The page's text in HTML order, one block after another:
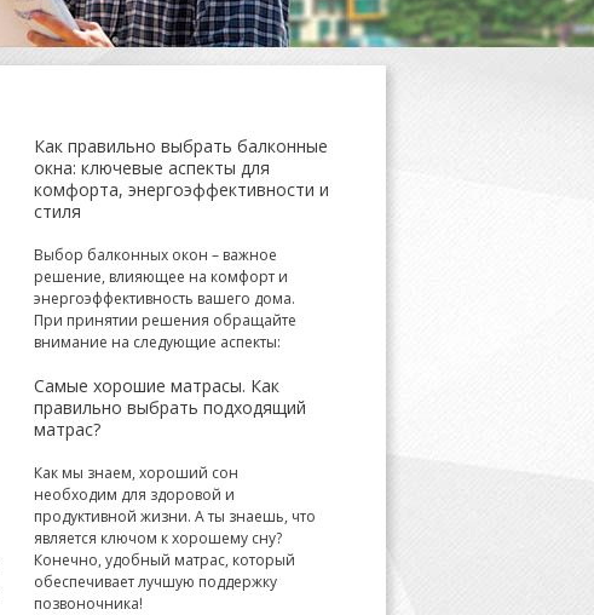
Как правильно выбрать балконные
окна: ключевые аспекты для
комфорта, энергоэффективности и
стиля
Выбор балконных окон – важное
решение, влияющее на комфорт и
энергоэффективность вашего дома.
При принятии решения обращайте
внимание на следующие аспекты:
Самые хорошие матрасы. Как
правильно выбрать подходящий
матрас?
Как мы знаем, хороший сон
необходим для здоровой и
продуктивной жизни. А ты знаешь, что
является ключом к хорошему сну?
Конечно, удобный матрас, который
обеспечивает лучшую поддержку
позвоночника!